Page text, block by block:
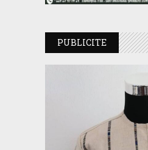
PUBLICITE